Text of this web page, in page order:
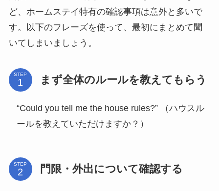
ど、ホームステイ特有の確認事項は意外と多いで
す。以下のフレーズを使って、最初にまとめて聞
いてしまいましょう。
STEP まず全体のルールを教えてもらう
“Could you tell me the house rules?” （ハウスル
ールを教えていただけますか？）
STEP 門限・外出について確認する